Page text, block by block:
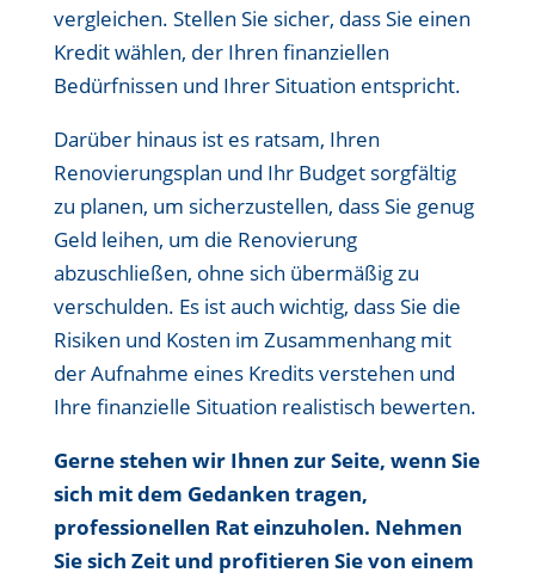
vergleichen. Stellen Sie sicher, dass Sie einen
Kredit wählen, der Ihren finanziellen
Bedürfnissen und Ihrer Situation entspricht.
Darüber hinaus ist es ratsam, Ihren
Renovierungsplan und Ihr Budget sorgfältig
zu planen, um sicherzustellen, dass Sie genug
Geld leihen, um die Renovierung
abzuschließen, ohne sich übermäßig zu
verschulden. Es ist auch wichtig, dass Sie die
Risiken und Kosten im Zusammenhang mit
der Aufnahme eines Kredits verstehen und
Ihre finanzielle Situation realistisch bewerten.
Gerne stehen wir Ihnen zur Seite, wenn Sie
sich mit dem Gedanken tragen,
professionellen Rat einzuholen. Nehmen
Sie sich Zeit und profitieren Sie von einem